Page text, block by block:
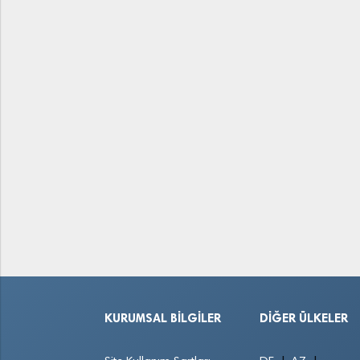
KURUMSAL BILGILER DIĞER ÜLKELER